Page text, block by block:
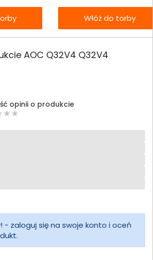
Włóż do torby
AOC Q32V4 Q32V4
opinii o produkcie
- zaloguj się na swoje konto i oceń